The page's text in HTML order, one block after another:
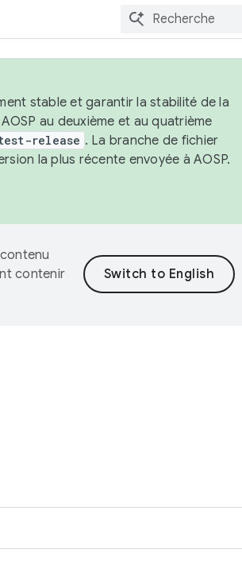
stable et garantir la stabilité de la
au deuxième et au quatrième
release . La branche de fichier
la plus récente envoyée à AOSP.
contenir